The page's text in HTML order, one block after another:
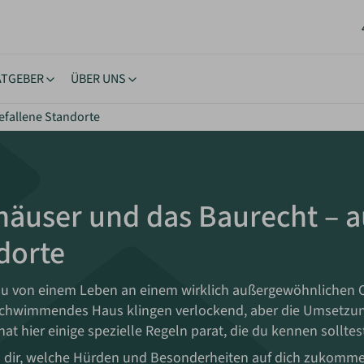
& Autarkie
NEU
einholen
Workshops
Inspiration
Vorgaben
Wohnen
ÜBER UNS
Standorte
und das Baurecht –
von einem Leben an einem wirklich außergewöhnlichen
Haus klingen verlockend, aber die
hier einige spezielle Regeln parat, die du kennen
dir, welche Hürden und Besonderheiten auf dich